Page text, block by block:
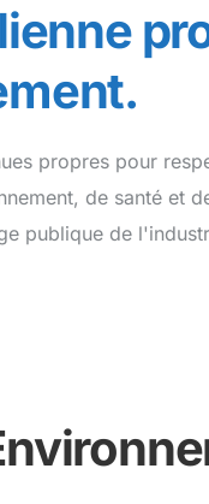
propres pour
de santé et
publique de